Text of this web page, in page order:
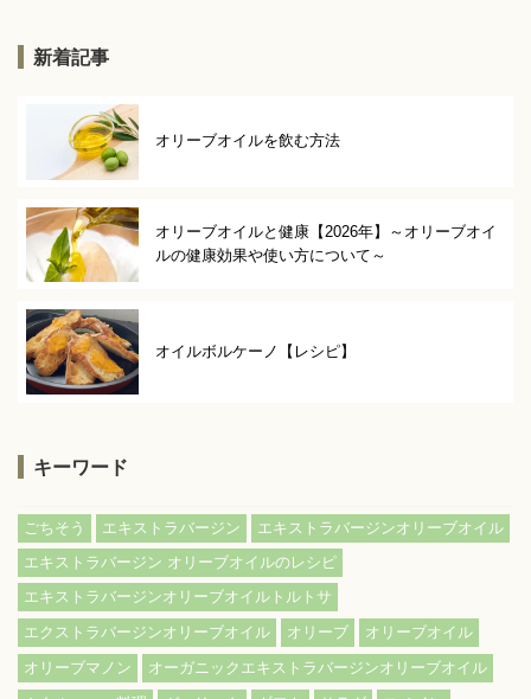
新着記事
オリーブオイルを飲む方法
オリーブオイルと健康【2026年】～オリーブオイ
ルの健康効果や使い方について～
オイルボルケーノ【レシピ】
キーワード
ごちそう エキストラバージン
エキストラバージンオリーブオイル
エキストラバージン オリーブオイルのレシピ
エキストラバージンオリーブオイルトルトサ
エクストラバージンオリーブオイル
オリーブ
オリーブオイル
オリーブマノン
オーガニックエキストラバージンオリーブオイル